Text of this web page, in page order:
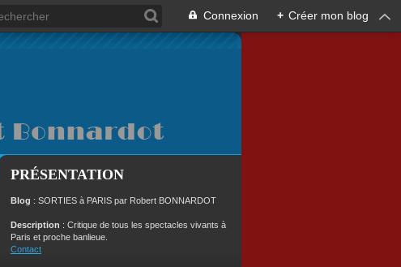
Connexion + Créer mon blog
PRÉSENTATION
Blog : SORTIES à PARIS par Robert BONNARDOT
Description : Critique de tous les spectacles vivants à
Paris et proche banlieue.
Contact